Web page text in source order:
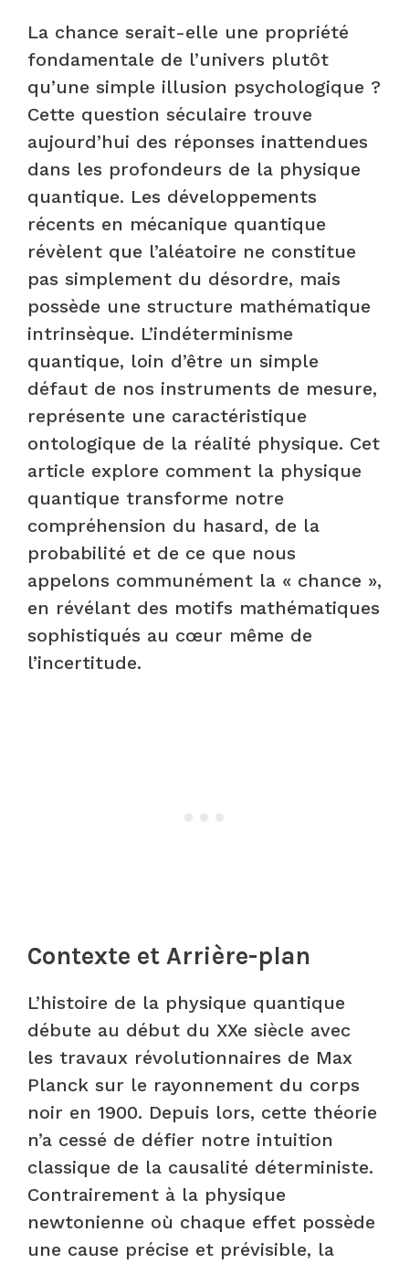
La chance serait-elle une propriété
fondamentale de l’univers plutôt
qu’une simple illusion psychologique ?
Cette question séculaire trouve
aujourd’hui des réponses inattendues
dans les profondeurs de la physique
quantique. Les développements
récents en mécanique quantique
révèlent que l’aléatoire ne constitue
pas simplement du désordre, mais
possède une structure mathématique
intrinsèque. L’indéterminisme
quantique, loin d’être un simple
défaut de nos instruments de mesure,
représente une caractéristique
ontologique de la réalité physique. Cet
article explore comment la physique
quantique transforme notre
compréhension du hasard, de la
probabilité et de ce que nous
appelons communément la « chance »,
en révélant des motifs mathématiques
sophistiqués au cœur même de
l’incertitude.
Contexte et Arrière-plan
L’histoire de la physique quantique
débute au début du XXe siècle avec
les travaux révolutionnaires de Max
Planck sur le rayonnement du corps
noir en 1900. Depuis lors, cette théorie
n’a cessé de défier notre intuition
classique de la causalité déterministe.
Contrairement à la physique
newtonienne où chaque effet possède
une cause précise et prévisible, la